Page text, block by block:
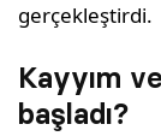
gerçekleştirdi.
Kayyım
başladı?